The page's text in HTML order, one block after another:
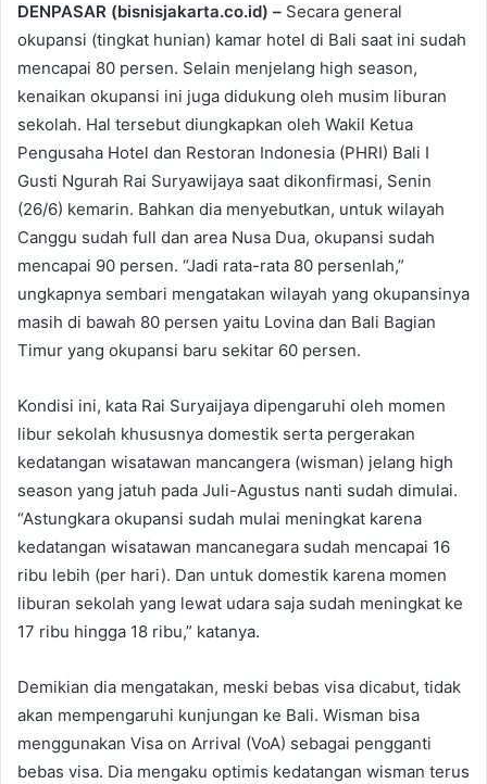
DENPASAR (bisnisjakarta.co.id) – Secara general
okupansi (tingkat hunian) kamar hotel di Bali saat ini sudah
mencapai 80 persen. Selain menjelang high season,
kenaikan okupansi ini juga didukung oleh musim liburan
sekolah. Hal tersebut diungkapkan oleh Wakil Ketua
Pengusaha Hotel dan Restoran Indonesia (PHRI) Bali I
Gusti Ngurah Rai Suryawijaya saat dikonfirmasi, Senin
(26/6) kemarin. Bahkan dia menyebutkan, untuk wilayah
Canggu sudah full dan area Nusa Dua, okupansi sudah
mencapai 90 persen. “Jadi rata-rata 80 persenlah,”
ungkapnya sembari mengatakan wilayah yang okupansinya
masih di bawah 80 persen yaitu Lovina dan Bali Bagian
Timur yang okupansi baru sekitar 60 persen.
Kondisi ini, kata Rai Suryaijaya dipengaruhi oleh momen
libur sekolah khususnya domestik serta pergerakan
kedatangan wisatawan mancangera (wisman) jelang high
season yang jatuh pada Juli-Agustus nanti sudah dimulai.
“Astungkara okupansi sudah mulai meningkat karena
kedatangan wisatawan mancanegara sudah mencapai 16
ribu lebih (per hari). Dan untuk domestik karena momen
liburan sekolah yang lewat udara saja sudah meningkat ke
17 ribu hingga 18 ribu,” katanya.
Demikian dia mengatakan, meski bebas visa dicabut, tidak
akan mempengaruhi kunjungan ke Bali. Wisman bisa
menggunakan Visa on Arrival (VoA) sebagai pengganti
bebas visa. Dia mengaku optimis kedatangan wisman terus